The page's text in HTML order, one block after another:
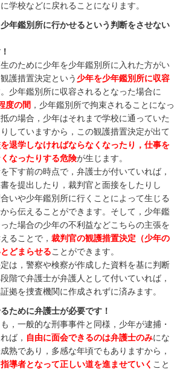
学校などに戻れることになります。
年鑑別所に行かせるという判断をさせない
のために少年を少年鑑別所に入れた方がい
護措置決定という少年を少年鑑別所に収容
少年鑑別所に収容されるとなった場合に
度の間 ，少年鑑別所で拘束されることになっ
の場合，少年はそれまで学校に通っていた
していますから，この観護措置決定が出て
退学しなければならなくなったり，仕事を
なったりする危険が生じます。
下す前の時点で，弁護士が付いていれば，
を提出したり，裁判官と面接をしたりし
いや少年鑑別所に行くことによって生じる
ら伝えることができます。そして，少年鑑
た場合の少年の不利益などこちらの主張を
ることで， 裁判官の観護措置決定（少年の
どまらせることができます。
は，警察や検察が作成した資料を基に判断
階で弁護士が弁護人として付いていれば，
拠を捜査機関に作成されずに済みます。
ために弁護士が必要です！
，一般的な刑事事件と同様，少年が逮捕・
ば， 自由に面会できるのは弁護士のみにな
熟であり，多感な年頃でもありますから，
導者となって正しい道を進ませていく こと